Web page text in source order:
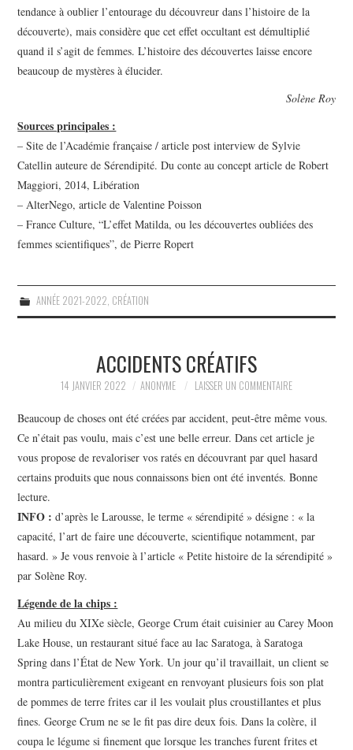
tendance à oublier l’entourage du découvreur dans l’histoire de la
découverte), mais considère que cet effet occultant est démultiplié
quand il s’agit de femmes. L’histoire des découvertes laisse encore
beaucoup de mystères à élucider.
Solène Roy
Sources principales :
– Site de l’Académie française / article post interview de Sylvie
Catellin auteure de Sérendipité. Du conte au concept article de Robert
Maggiori, 2014, Libération
– AlterNego, article de Valentine Poisson
– France Culture, “L’effet Matilda, ou les découvertes oubliées des
femmes scientifiques”, de Pierre Ropert
ANNÉE 2021-2022 CRÉATION
ACCIDENTS CRÉATIFS
14 JANVIER 2022 ANONYME LAISSER UN COMMENTAIRE
Beaucoup de choses ont été créées par accident, peut-être même vous.
Ce n’était pas voulu, mais c’est une belle erreur. Dans cet article je
vous propose de revaloriser vos ratés en découvrant par quel hasard
certains produits que nous connaissons bien ont été inventés. Bonne
lecture.
INFO : d’après le Larousse, le terme « sérendipité » désigne : « la
capacité, l’art de faire une découverte, scientifique notamment, par
hasard. » Je vous renvoie à l’article « Petite histoire de la sérendipité »
par Solène Roy.
Légende de la chips :
Au milieu du XIXe siècle, George Crum était cuisinier au Carey Moon
Lake House, un restaurant situé face au lac Saratoga, à Saratoga
Spring dans l’État de New York. Un jour qu’il travaillait, un client se
montra particulièrement exigeant en renvoyant plusieurs fois son plat
de pommes de terre frites car il les voulait plus croustillantes et plus
fines. George Crum ne se le fit pas dire deux fois. Dans la colère, il
coupa le légume si finement que lorsque les tranches furent frites et